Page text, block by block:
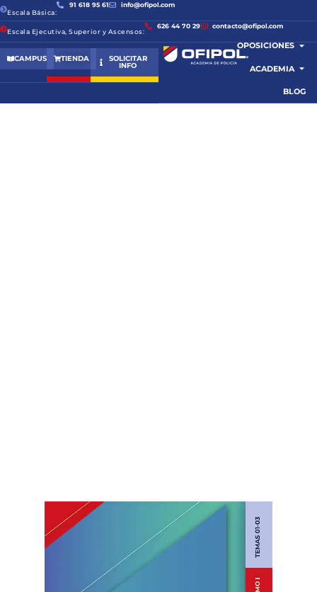
Escala Básica:
91 618 95 61 info@ofipol.com
Escala Ejecutiva, Superior y Ascensos:
626 44 70 29 contacto@ofipol.com
CAMPUS TIENDA SOLICITAR
INFO
OPOSICIONES
ACADEMIA
BLOG